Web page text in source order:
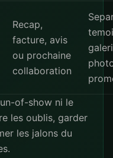
Recap,
facture, avis
ou prochaine
collaboration
of-show ni le
les oublis, garder
les jalons du